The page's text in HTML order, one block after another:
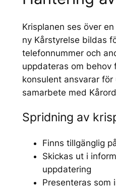
Krisplanen ses över
ny Kårstyrelse bildas
telefonnummer och
uppdateras om behov
konsulent ansvarar
samarbete med
Spridning av
Finns tillgänglig
Skickas ut i
uppdatering
Presenteras som